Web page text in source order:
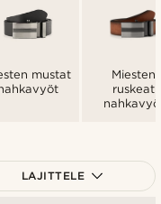
mustat
Miesten
ruskeat
LAJITTELE